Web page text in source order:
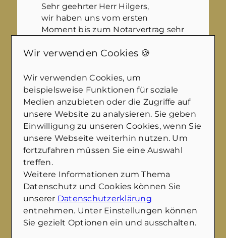
Sehr geehrter Herr Hilgers,
wir haben uns vom ersten
Moment bis zum Notarvertrag sehr
und Ihr freundliches Team haben
reagiert.
Ihre professionelle
Vermarktungsstratgie ( Bilder,
Luftbilder per Drohne, Videos usw)
hat uns, aber offensichtlich auch
den Käufern, sehr gefallen.
Ihr Team.
Wir verwenden Cookies 🍪
Wir verwenden Cookies, um
beispielsweise Funktionen für soziale
Medien anzubieten oder die Zugriffe auf
unsere Website zu analysieren. Sie geben
Einwilligung zu unseren Cookies, wenn Sie
unsere Webseite weiterhin nutzen. Um
fortzufahren müssen Sie eine Auswahl
treffen.
Weitere Informationen zum Thema
Datenschutz und Cookies können Sie
unserer Datenschutzerklärung
entnehmen. Unter Einstellungen können
Sie gezielt Optionen ein und ausschalten.